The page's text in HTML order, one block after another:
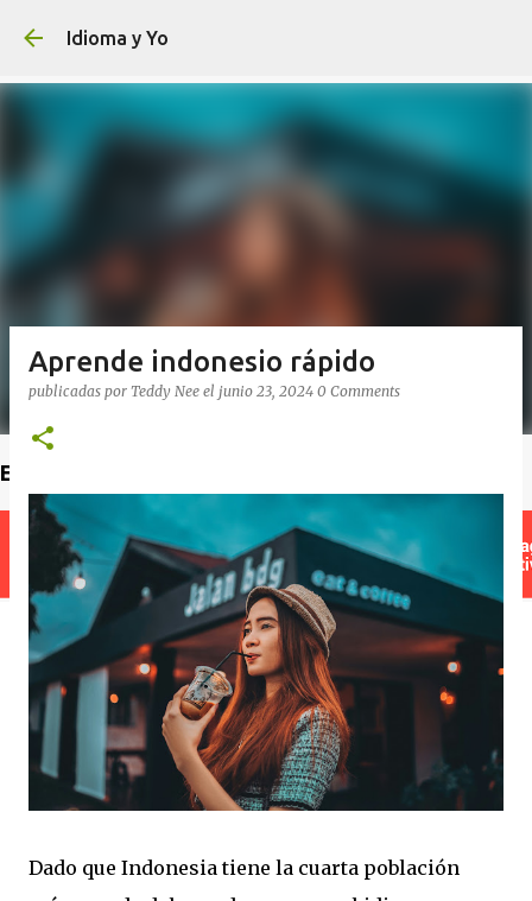
Idioma y Yo
Encuentra un profesor
Aprende indonesio rápido
publicadas por Teddy Nee el junio 23, 2024 0 Comments
Dado que Indonesia tiene la cuarta población